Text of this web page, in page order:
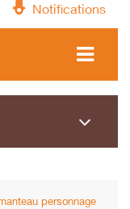
Notifications
personnage